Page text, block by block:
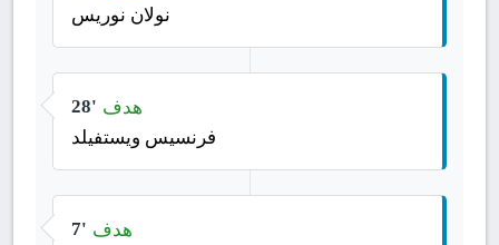
نولان نوريس
28' هدف
فرنسيس ويستفيلد
7' هدف